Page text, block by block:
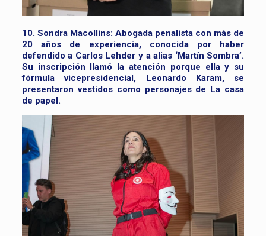
10. Sondra Macollins: Abogada penalista con más de
20 años de experiencia, conocida por haber
defendido a Carlos Lehder y a alias ‘Martín Sombra’.
Su inscripción llamó la atención porque ella y su
fórmula vicepresidencial, Leonardo Karam, se
presentaron vestidos como personajes de La casa
de papel.